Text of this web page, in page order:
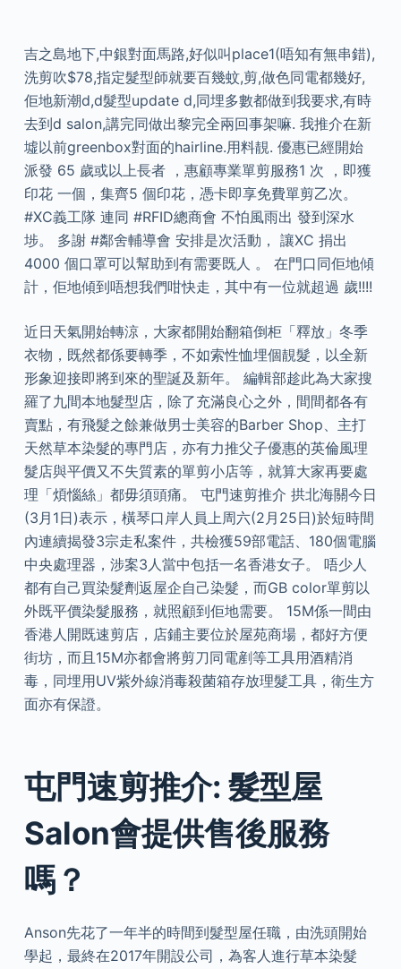
吉之島地下,中銀對面馬路,好似叫place1(唔知有無串錯),
洗剪吹$78,指定髮型師就要百幾蚊,剪,做色同電都幾好,
佢地新潮d,d髮型update d,同埋多數都做到我要求,有時
去到d salon,講完同做出黎完全兩回事架嘛. 我推介在新
墟以前greenbox對面的hairline.用料靚. 優惠已經開始
派發 65 歲或以上長者 ，惠顧專業單剪服務1 次 ，即獲
印花 一個，集齊5 個印花，憑卡即享免費單剪乙次。
#XC義工隊 連同 #RFID總商會 不怕風雨出 發到深水
埗。 多謝 #鄰舍輔導會 安排是次活動， 讓XC 捐出
4000 個口罩可以幫助到有需要既人 。 在門口同佢地傾
計，佢地傾到唔想我們咁快走，其中有一位就超過 歲!!!!
近日天氣開始轉涼，大家都開始翻箱倒柜「釋放」冬季
衣物，既然都係要轉季，不如索性恤埋個靚髮，以全新
形象迎接即將到來的聖誕及新年。 編輯部趁此為大家搜
羅了九間本地髮型店，除了充滿良心之外，間間都各有
賣點，有飛髮之餘兼做男士美容的Barber Shop、主打
天然草本染髮的專門店，亦有力推父子優惠的英倫風理
髮店與平價又不失質素的單剪小店等，就算大家再要處
理「煩惱絲」都毋須頭痛。 屯門速剪推介 拱北海關今日
(3月1日)表示，橫琴口岸人員上周六(2月25日)於短時間
內連續揭發3宗走私案件，共檢獲59部電話、180個電腦
中央處理器，涉案3人當中包括一名香港女子。 唔少人
都有自己買染髮劑返屋企自己染髮，而GB color單剪以
外既平價染髮服務，就照顧到佢地需要。 15M係一間由
香港人開既速剪店，店鋪主要位於屋苑商場，都好方便
街坊，而且15M亦都會將剪刀同電剷等工具用酒精消
毒，同埋用UV紫外線消毒殺菌箱存放理髮工具，衛生方
面亦有保證。
屯門速剪推介: 髮型屋
Salon會提供售後服務
嗎？
Anson先花了一年半的時間到髮型屋任職，由洗頭開始
學起，最終在2017年開設公司，為客人進行草本染髮